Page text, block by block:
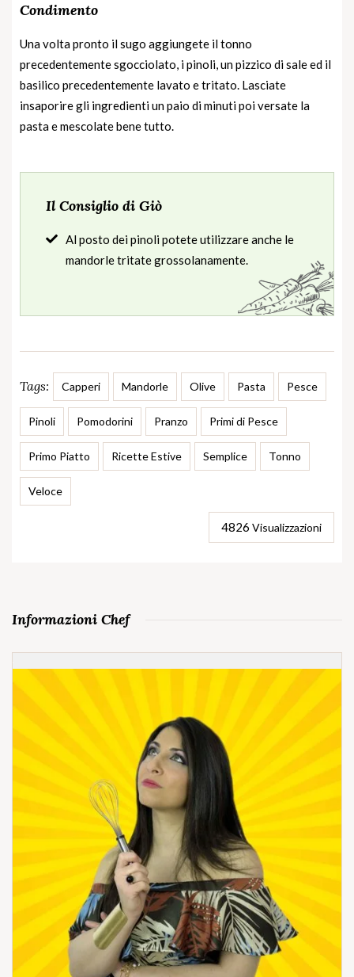
Condimento
Una volta pronto il sugo aggiungete il tonno
precedentemente sgocciolato, i pinoli, un pizzico di sale ed il
basilico precedentemente lavato e tritato. Lasciate
insaporire gli ingredienti un paio di minuti poi versate la
pasta e mescolate bene tutto.
Il Consiglio di Giò
Al posto dei pinoli potete utilizzare anche le
mandorle tritate grossolanamente.
Tags: Capperi Mandorle Olive Pasta Pesce
Pinoli Pomodorini Pranzo Primi di Pesce
Primo Piatto Ricette Estive Semplice Tonno
Veloce
4826 Visualizzazioni
Informazioni Chef